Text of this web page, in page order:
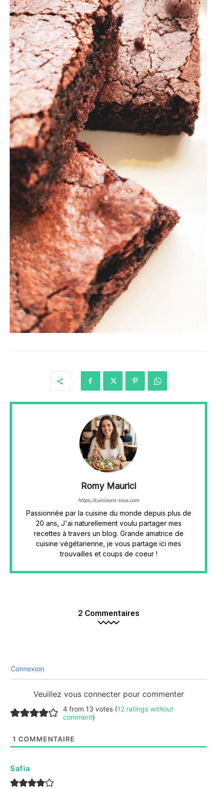
Romy Maurici
https://cuisinons-tous.com
Passionnée par la cuisine du monde depuis plus de
20 ans, J'ai naturellement voulu partager mes
recettes à travers un blog. Grande amatrice de
cuisine végétarienne, je vous partage ici mes
trouvailles et coups de coeur !
2 Commentaires
Connexion
Veuillez vous connecter pour commenter
4 from 13 votes (12 ratings without
comment)
1 COMMENTAIRE
Safia